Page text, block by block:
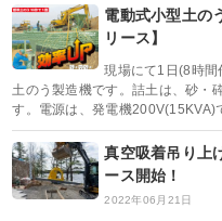
電動式小型土の
リース】
現場にて1日(8時
土のう製造機です。詰土は、砂・
す。電源は、発電機200V(15KVA)
真空吸着吊り上
ース開始！
2022年06月21日